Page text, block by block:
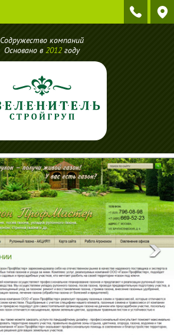
Содружество компаний
Основано в 2012году